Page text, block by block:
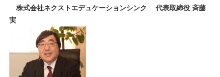
株式会社ネクストエデュケーションシンク 代表取締役 斉藤
実